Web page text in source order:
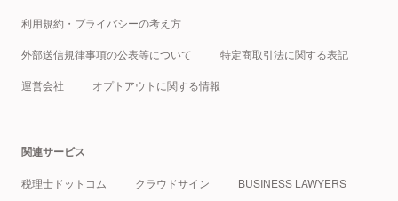
利用規約・プライバシーの考え方
外部送信規律事項の公表等について 特定商取引法に関する表記
運営会社 オプトアウトに関する情報
関連サービス
税理士ドットコム クラウドサイン BUSINESS LAWYERS